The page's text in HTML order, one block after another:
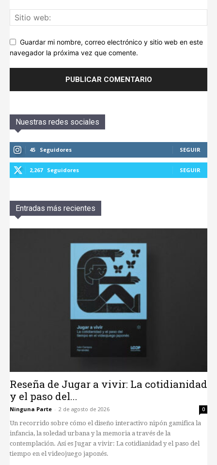
Guardar mi nombre, correo electrónico y sitio web en este
navegador la próxima vez que comente.
Nuestras redes sociales
45 Seguidores SEGUIR
2,267 Seguidores SEGUIR
Entradas más recientes
Reseña de Jugar a vivir: La cotidianidad
y el paso del...
Ninguna Parte - 2 de agosto de 2026 0
Un recorrido sobre cómo el diseño interactivo nipón gamifica la
infancia, la soledad urbana y la memoria a través de la
contemplación. Así es Jugar a vivir: La cotidianidad y el paso del
tiempo en el videojuego japonés.